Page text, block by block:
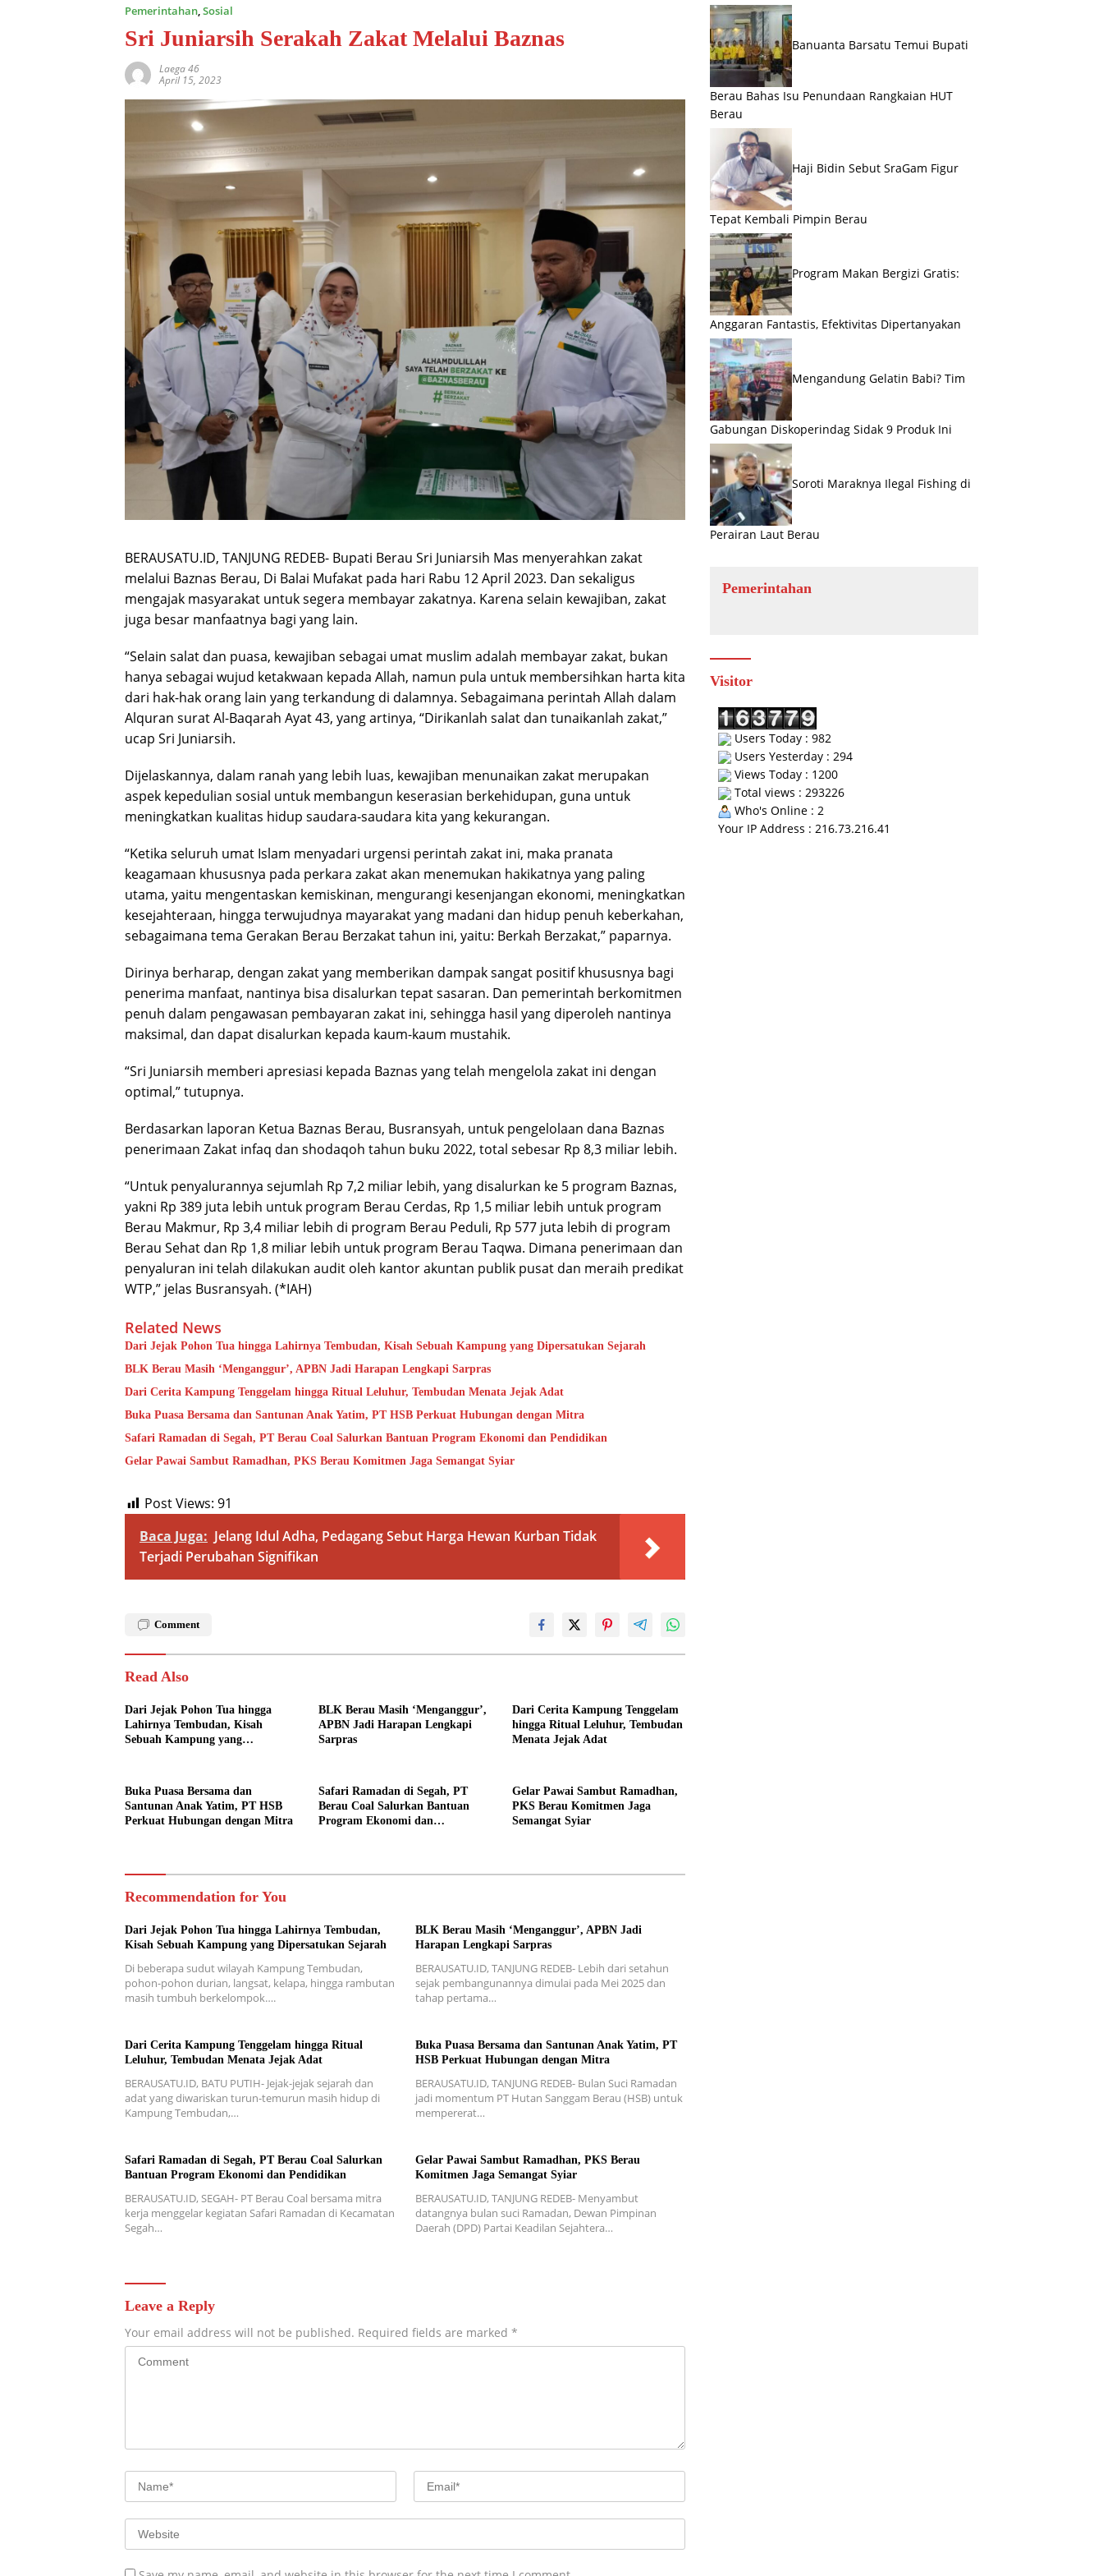
Pemerintahan,Sosial
Sri Juniarsih Serakah Zakat Melalui Baznas
Laega 46
April 15, 2023
BERAUSATU.ID, TANJUNG REDEB- Bupati Berau Sri Juniarsih Mas menyerahkan zakat
melalui Baznas Berau, Di Balai Mufakat pada hari Rabu 12 April 2023. Dan sekaligus
mengajak masyarakat untuk segera membayar zakatnya. Karena selain kewajiban, zakat
juga besar manfaatnya bagi yang lain.
“Selain salat dan puasa, kewajiban sebagai umat muslim adalah membayar zakat, bukan
hanya sebagai wujud ketakwaan kepada Allah, namun pula untuk membersihkan harta kita
dari hak-hak orang lain yang terkandung di dalamnya. Sebagaimana perintah Allah dalam
Alquran surat Al-Baqarah Ayat 43, yang artinya, “Dirikanlah salat dan tunaikanlah zakat,”
ucap Sri Juniarsih.
Dijelaskannya, dalam ranah yang lebih luas, kewajiban menunaikan zakat merupakan
aspek kepedulian sosial untuk membangun keserasian berkehidupan, guna untuk
meningkatkan kualitas hidup saudara-saudara kita yang kekurangan.
“Ketika seluruh umat Islam menyadari urgensi perintah zakat ini, maka pranata
keagamaan khususnya pada perkara zakat akan menemukan hakikatnya yang paling
utama, yaitu mengentaskan kemiskinan, mengurangi kesenjangan ekonomi, meningkatkan
kesejahteraan, hingga terwujudnya mayarakat yang madani dan hidup penuh keberkahan,
sebagaimana tema Gerakan Berau Berzakat tahun ini, yaitu: Berkah Berzakat,” paparnya.
Dirinya berharap, dengan zakat yang memberikan dampak sangat positif khususnya bagi
penerima manfaat, nantinya bisa disalurkan tepat sasaran. Dan pemerintah berkomitmen
penuh dalam pengawasan pembayaran zakat ini, sehingga hasil yang diperoleh nantinya
maksimal, dan dapat disalurkan kepada kaum-kaum mustahik.
“Sri Juniarsih memberi apresiasi kepada Baznas yang telah mengelola zakat ini dengan
optimal,” tutupnya.
Berdasarkan laporan Ketua Baznas Berau, Busransyah, untuk pengelolaan dana Baznas
penerimaan Zakat infaq dan shodaqoh tahun buku 2022, total sebesar Rp 8,3 miliar lebih.
“Untuk penyalurannya sejumlah Rp 7,2 miliar lebih, yang disalurkan ke 5 program Baznas,
yakni Rp 389 juta lebih untuk program Berau Cerdas, Rp 1,5 miliar lebih untuk program
Berau Makmur, Rp 3,4 miliar lebih di program Berau Peduli, Rp 577 juta lebih di program
Berau Sehat dan Rp 1,8 miliar lebih untuk program Berau Taqwa. Dimana penerimaan dan
penyaluran ini telah dilakukan audit oleh kantor akuntan publik pusat dan meraih predikat
WTP,” jelas Busransyah. (*IAH)
Related News
Dari Jejak Pohon Tua hingga Lahirnya Tembudan, Kisah Sebuah Kampung yang Dipersatukan Sejarah
BLK Berau Masih ‘Menganggur’, APBN Jadi Harapan Lengkapi Sarpras
Dari Cerita Kampung Tenggelam hingga Ritual Leluhur, Tembudan Menata Jejak Adat
Buka Puasa Bersama dan Santunan Anak Yatim, PT HSB Perkuat Hubungan dengan Mitra
Safari Ramadan di Segah, PT Berau Coal Salurkan Bantuan Program Ekonomi dan Pendidikan
Gelar Pawai Sambut Ramadhan, PKS Berau Komitmen Jaga Semangat Syiar
Post Views: 91
Baca Juga: Jelang Idul Adha, Pedagang Sebut Harga Hewan Kurban Tidak
Terjadi Perubahan Signifikan
Comment
Read Also
Dari Jejak Pohon Tua hingga
Lahirnya Tembudan, Kisah
Sebuah Kampung yang
BLK Berau Masih ‘Menganggur’,
APBN Jadi Harapan Lengkapi
Sarpras
Dari Cerita Kampung Tenggelam
hingga Ritual Leluhur, Tembudan
Menata Jejak Adat
Buka Puasa Bersama dan
Santunan Anak Yatim, PT HSB
Perkuat Hubungan dengan Mitra
Safari Ramadan di Segah, PT
Berau Coal Salurkan Bantuan
Program Ekonomi dan
Gelar Pawai Sambut Ramadhan,
PKS Berau Komitmen Jaga
Semangat Syiar
Recommendation for You
Dari Jejak Pohon Tua hingga Lahirnya Tembudan,
Kisah Sebuah Kampung yang Dipersatukan Sejarah
Di beberapa sudut wilayah Kampung Tembudan,
pohon-pohon durian, langsat, kelapa, hingga rambutan
masih tumbuh berkelompok….
BLK Berau Masih ‘Menganggur’, APBN Jadi
Harapan Lengkapi Sarpras
BERAUSATU.ID, TANJUNG REDEB- Lebih dari setahun
sejak pembangunannya dimulai pada Mei 2025 dan
tahap pertama…
Dari Cerita Kampung Tenggelam hingga Ritual
Leluhur, Tembudan Menata Jejak Adat
BERAUSATU.ID, BATU PUTIH- Jejak-jejak sejarah dan
adat yang diwariskan turun-temurun masih hidup di
Kampung Tembudan,…
Buka Puasa Bersama dan Santunan Anak Yatim, PT
HSB Perkuat Hubungan dengan Mitra
BERAUSATU.ID, TANJUNG REDEB- Bulan Suci Ramadan
jadi momentum PT Hutan Sanggam Berau (HSB) untuk
mempererat…
Safari Ramadan di Segah, PT Berau Coal Salurkan
Bantuan Program Ekonomi dan Pendidikan
BERAUSATU.ID, SEGAH- PT Berau Coal bersama mitra
kerja menggelar kegiatan Safari Ramadan di Kecamatan
Segah…
Gelar Pawai Sambut Ramadhan, PKS Berau
Komitmen Jaga Semangat Syiar
BERAUSATU.ID, TANJUNG REDEB- Menyambut
datangnya bulan suci Ramadan, Dewan Pimpinan
Daerah (DPD) Partai Keadilan Sejahtera…
Leave a Reply
Your email address will not be published. Required fields are marked *
Banuanta Barsatu Temui Bupati
Berau Bahas Isu Penundaan Rangkaian HUT
Berau
Haji Bidin Sebut SraGam Figur
Tepat Kembali Pimpin Berau
Program Makan Bergizi Gratis:
Anggaran Fantastis, Efektivitas Dipertanyakan
Mengandung Gelatin Babi? Tim
Gabungan Diskoperindag Sidak 9 Produk Ini
Soroti Maraknya Ilegal Fishing di
Perairan Laut Berau
Pemerintahan
Visitor
Users Today : 982
Users Yesterday : 294
Views Today : 1200
Total views : 293226
Who's Online : 2
Your IP Address : 216.73.216.41